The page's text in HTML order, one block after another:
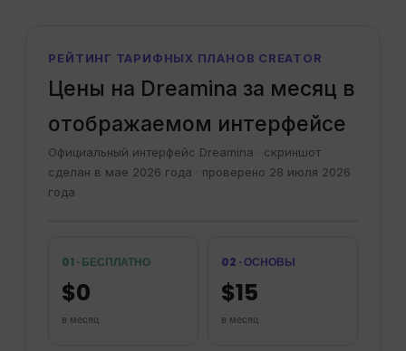
РЕЙТИНГ ТАРИФНЫХ ПЛАНОВ CREATOR
Цены на Dreamina за месяц в
отображаемом интерфейсе
Официальный интерфейс Dreamina · скриншот
сделан в мае 2026 года · проверено 28 июля 2026
года
01 · БЕСПЛАТНО
$0
в месяц
02 · ОСНОВЫ
$15
в месяц